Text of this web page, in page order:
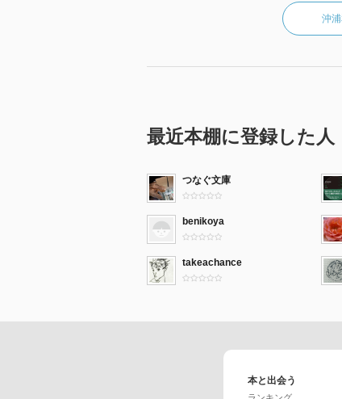
されてきた背景がある。
癩の家系と見なされて差別の
国内での移動・居住が自由と
とを文明国としての「国辱」
で現れるのが、一時は「救ら
いかに善意から生じていたと
が成立する。光田は全生病院
そして敗戦を挟み、特効薬
も尽力していた。隔離だけで
沖
最近本棚に登録した人
つなぐ文庫
benikoya
takeachance
本と出会う